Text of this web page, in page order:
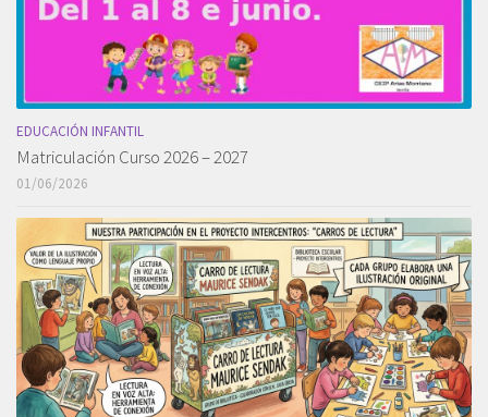
EDUCACIÓN INFANTIL
Matriculación Curso 2026 – 2027
01/06/2026